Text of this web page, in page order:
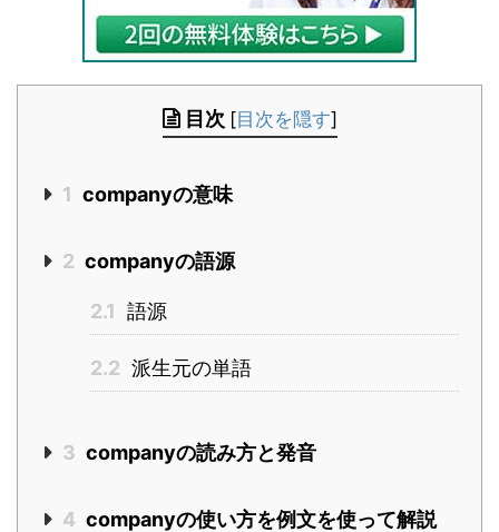
目次 [目次を隠す]
1 companyの意味
2 companyの語源
2.1 語源
2.2 派生元の単語
3 companyの読み方と発音
4 companyの使い方を例文を使って解説